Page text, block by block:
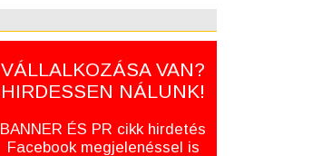
VÁLLALKOZÁSA VAN?
HIRDESSEN NÁLUNK!
BANNER ÉS PR cikk hirdetés
Facebook megjelenéssel is